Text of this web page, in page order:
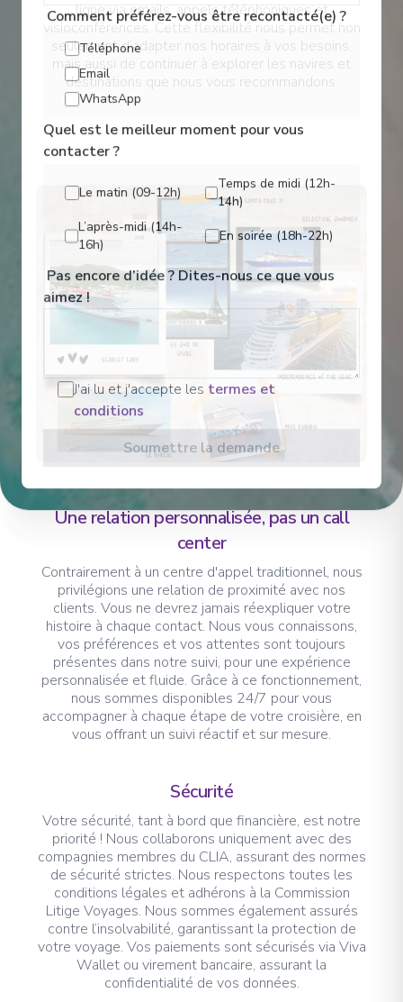
ligne via emails, appels téléphoniques et
visioconférences. Cette flexibilité nous permet non
seulement d’adapter nos horaires à vos besoins,
mais aussi de continuer à explorer les navires et
destinations que nous vous recommandons.
Une relation personnalisée, pas un call
center
Contrairement à un centre d'appel traditionnel, nous
privilégions une relation de proximité avec nos
clients. Vous ne devrez jamais réexpliquer votre
histoire à chaque contact. Nous vous connaissons,
vos préférences et vos attentes sont toujours
présentes dans notre suivi, pour une expérience
personnalisée et fluide. Grâce à ce fonctionnement,
nous sommes disponibles 24/7 pour vous
accompagner à chaque étape de votre croisière, en
vous offrant un suivi réactif et sur mesure.
Sécurité
Votre sécurité, tant à bord que financière, est notre
priorité ! Nous collaborons uniquement avec des
compagnies membres du CLIA, assurant des normes
de sécurité strictes. Nous respectons toutes les
conditions légales et adhérons à la Commission
Litige Voyages. Nous sommes également assurés
contre l’insolvabilité, garantissant la protection de
votre voyage. Vos paiements sont sécurisés via Viva
Wallet ou virement bancaire, assurant la
confidentialité de vos données.
Comment préférez-vous être recontacté(e) ?
Téléphone
Email
WhatsApp
Quel est le meilleur moment pour vous
contacter ?
Le matin (09-12h)
Temps de midi (12h-
14h)
L’après-midi (14h-
16h)
En soirée (18h-22h)
Pas encore d’idée ? Dites-nous ce que vous
aimez !
J'ai lu et j'accepte les termes et
conditions
Soumettre la demande